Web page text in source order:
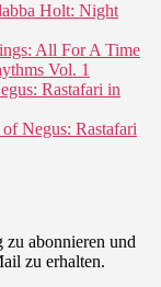
Holt: Night
All For A Time
Vol. 1
Rastafari in
Negus: Rastafari
abonnieren und
zu erhalten.